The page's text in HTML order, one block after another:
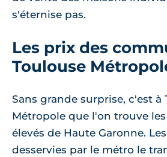
s'éternise pas.
Les prix des
Toulouse
Sans grande surprise, c'est à
Métropole que l'on trouve
élevés de Haute Garonne.
desservies par le métro le